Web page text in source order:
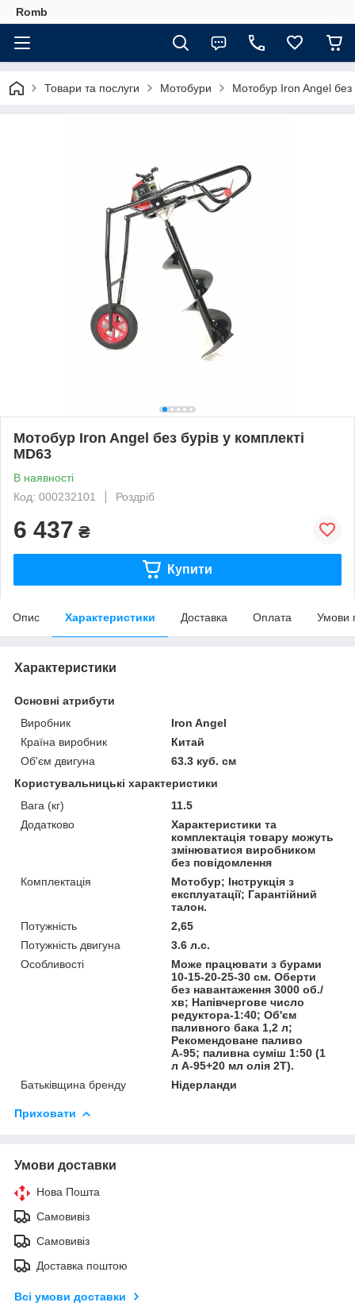
Romb
Товари та послуги Мотобури Мотобур Iron Angel без
Мотобур Iron Angel без бурів у комплекті
MD63
В наявності
Код: 000232101
Роздріб
6 437 ₴
Купити
Опис Характеристики Доставка Оплата Умови
Характеристики
Основні атрибути
Виробник
Iron Angel
Країна виробник
Китай
Об'єм двигуна
63.3 куб. см
Користувальницькі характеристики
Вага (кг)
11.5
Додатково
Характеристики та
комплектація товару можуть
змінюватися виробником
без повідомлення
Комплектація
Мотобур; Інструкція з
експлуатації; Гарантійний
талон.
Потужність
2,65
Потужність двигуна
3.6 л.с.
Особливості
Може працювати з бурами
10-15-20-25-30 см. Оберти
без навантаження 3000 об./
хв; Напівчергове число
редуктора-1:40; Об'єм
паливного бака 1,2 л;
Рекомендоване паливо
А-95; паливна суміш 1:50 (1
л А-95+20 мл олія 2Т).
Батьківщина бренду
Нідерланди
Приховати
Умови доставки
Нова Пошта
Самовивіз
Самовивіз
Доставка поштою
Всі умови доставки